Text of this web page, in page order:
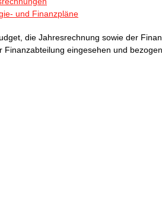
und Finanzpläne
die Jahresrechnung sowie der
Finanzabteilung eingesehen und